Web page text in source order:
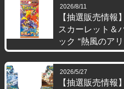
2026/8/11
【抽選販売情報
スカーレット＆
ック “熱風のア
2026/5/27
【抽選販売情報